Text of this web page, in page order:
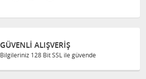
GÜVENLI ALIŞVERIŞ
Bilgileriniz 128 Bit SSL ile güvende